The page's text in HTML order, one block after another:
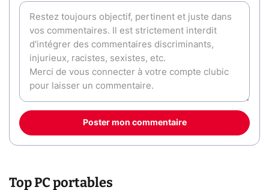
Poster mon commentaire
Top PC portables